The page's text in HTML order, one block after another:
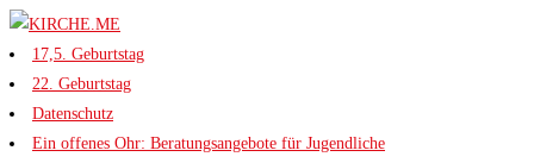
Zum
Inhalt
springen
17,5. Geburtstag
22. Geburtstag
Datenschutz
Ein offenes Ohr: Beratungsangebote für Jugendliche